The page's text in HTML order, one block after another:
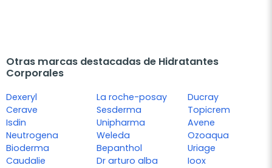
Otras marcas destacadas de Hidratantes
Corporales
Dexeryl
Cerave
Isdin
Neutrogena
Bioderma
Caudalie
La roche-posay
Sesderma
Unipharma
Weleda
Bepanthol
Dr arturo alba
Ducray
Topicrem
Avene
Ozoaqua
Uriage
Ioox